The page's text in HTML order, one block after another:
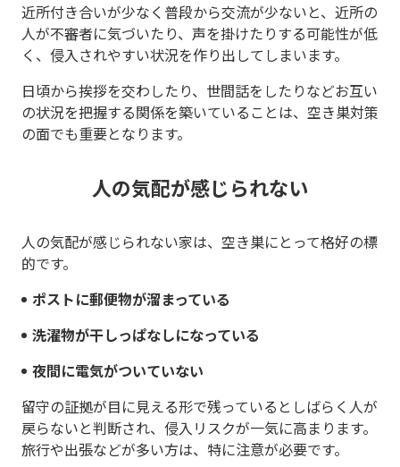
近所付き合いが少なく普段から交流が少ないと、近所の
人が不審者に気づいたり、声を掛けたりする可能性が低
く、侵入されやすい状況を作り出してしまいます。
日頃から挨拶を交わしたり、世間話をしたりなどお互い
の状況を把握する関係を築いていることは、空き巣対策
の面でも重要となります。
人の気配が感じられない
人の気配が感じられない家は、空き巣にとって格好の標
的です。
ポストに郵便物が溜まっている
洗濯物が干しっぱなしになっている
夜間に電気がついていない
留守の証拠が目に見える形で残っているとしばらく人が
戻らないと判断され、侵入リスクが一気に高まります。
旅行や出張などが多い方は、特に注意が必要です。